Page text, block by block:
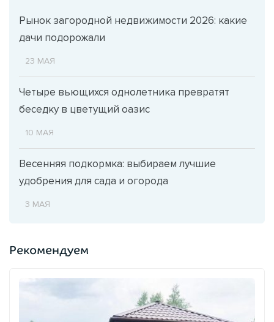
Рынок загородной недвижимости 2026: какие
дачи подорожали
23 МАЯ
Четыре вьющихся однолетника превратят
беседку в цветущий оазис
10 МАЯ
Весенняя подкормка: выбираем лучшие
удобрения для сада и огорода
3 МАЯ
Рекомендуем